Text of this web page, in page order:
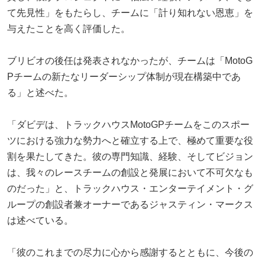
て先見性」をもたらし、チームに「計り知れない恩恵」を
与えたことを高く評価した。
ブリビオの後任は発表されなかったが、チームは「MotoG
Pチームの新たなリーダーシップ体制が現在構築中であ
る」と述べた。
「ダビデは、トラックハウスMotoGPチームをこのスポー
ツにおける強力な勢力へと確立する上で、極めて重要な役
割を果たしてきた。彼の専門知識、経験、そしてビジョン
は、我々のレースチームの創設と発展において不可欠なも
のだった」と、トラックハウス・エンターテイメント・グ
ループの創設者兼オーナーであるジャスティン・マークス
は述べている。
「彼のこれまでの尽力に心から感謝するとともに、今後の